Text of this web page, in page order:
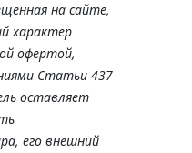
на сайте,
характер
офертой,
Статьи 437
оставляет
его внешний